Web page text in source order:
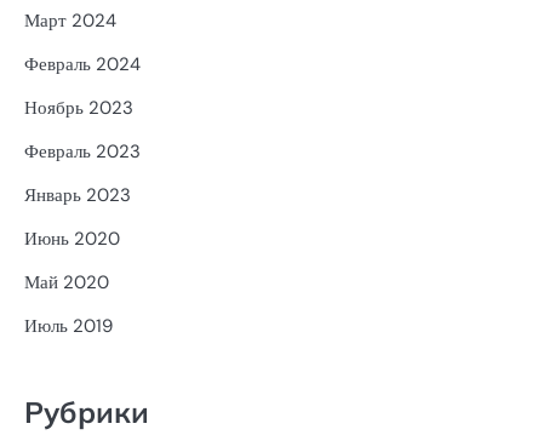
Март 2024
Февраль 2024
Ноябрь 2023
Февраль 2023
Январь 2023
Июнь 2020
Май 2020
Июль 2019
Рубрики